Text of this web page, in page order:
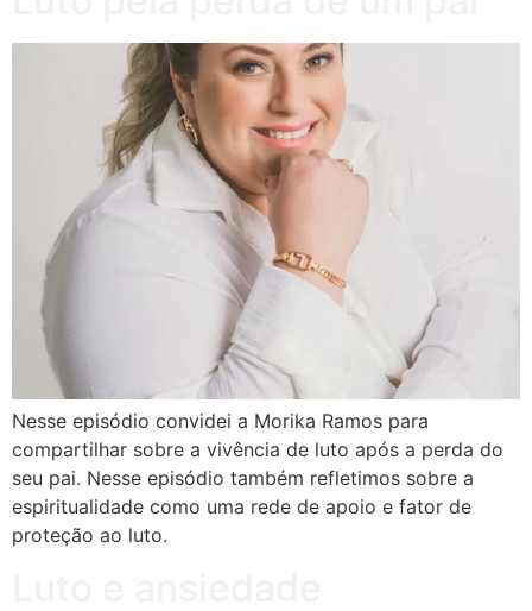
Nesse episódio convidei a Morika Ramos para
compartilhar sobre a vivência de luto após a perda do
seu pai. Nesse episódio também refletimos sobre a
espiritualidade como uma rede de apoio e fator de
proteção ao luto.